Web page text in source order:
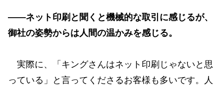
——ネット印刷と聞くと機械的な取引に感じるが、
御社の姿勢からは人間の温かみを感じる。
実際に、「キングさんはネット印刷じゃないと思
っている」と言ってくださるお客様も多いです。人